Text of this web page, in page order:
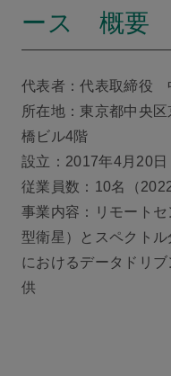
ース 概要
代表者：代表取締役
所在地：東京都中央
橋ビル4階
設立：2017年4月20日
従業員数：10名（
事業内容：リモート
型衛星）とスペクト
におけるデータドリ
供